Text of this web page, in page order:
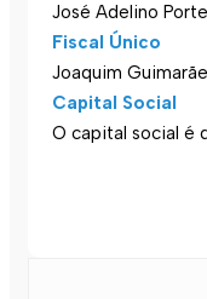
José Adelino
Fiscal Único
Joaquim
Capital Social
O capital social é